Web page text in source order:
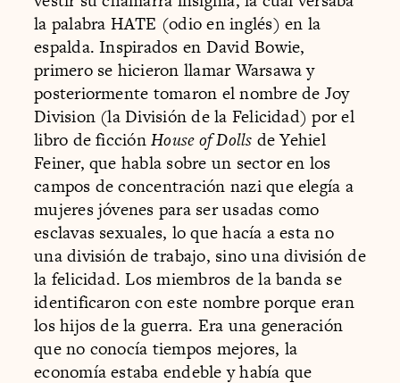
la palabra HATE (odio en inglés) en la
espalda. Inspirados en David Bowie,
primero se hicieron llamar Warsawa y
posteriormente tomaron el nombre de Joy
Division (la División de la Felicidad) por el
libro de ficciónHouse of Dolls de Yehiel
Feiner, que habla sobre un sector en los
campos de concentración nazi que elegía a
mujeres jóvenes para ser usadas como
esclavas sexuales, lo que hacía a esta no
una división de trabajo, sino una división de
la felicidad. Los miembros de la banda se
identificaron con este nombre porque eran
los hijos de la guerra. Era una generación
que no conocía tiempos mejores, la
economía estaba endeble y había que